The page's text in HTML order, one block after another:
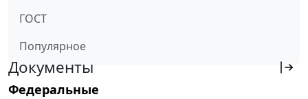
ГОСТ
Популярное
Документы
Федеральные